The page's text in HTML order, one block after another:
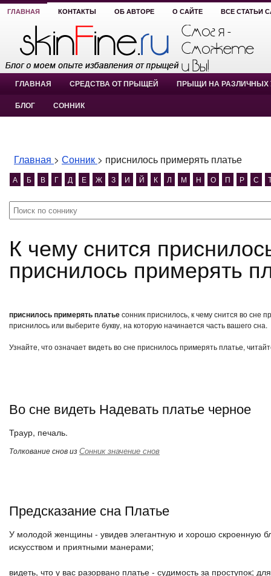
ГЛАВНАЯ КОНТАКТЫ ОБ АВТОРЕ О САЙТЕ ВСЕ СТАТЬИ
ГЛАВНАЯ СРЕДСТВА ОТ ПРЫЩЕЙ ПРЫЩИ НА РАЗЛИЧНЫХ
БЛОГ СОННИК
Главная > Сонник > приснилось примерять платье
А Б В Г Д Е Ж З И Й К Л М Н О П Р С
К чему снится приснилось примерять платье?
приснилось примерять
приснилось примерять платьесонник приснилось, к чему снится во сне
приснилось или выберите букву, на которую начинается часть вашего сна.
Узнайте, что означает видеть во сне приснилось примерять платье,
Во сне видеть Надевать платье черное
Траур, печаль.
Толкование снов изСонник значение снов
Предсказание сна Платье
У молодой женщины - увидев элегантную и хорошо скроенную
искусством и приятными манерами;
видеть, что у вас разорвано платье - судимость за проступок;